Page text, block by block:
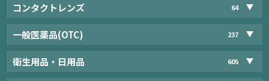
コンタクトレンズ 64
一般医薬品(OTC) 237
衛生用品・日用品 605